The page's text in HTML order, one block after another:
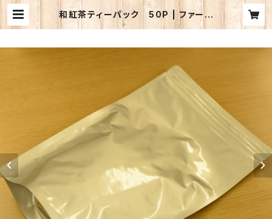
和紅茶ティーパック 50P | ファーム
プロオンラインショップ